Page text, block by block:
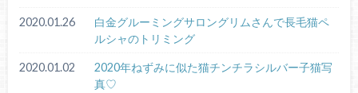
2020.01.26
白金グルーミングサロングリムさんで長毛猫ペ
ルシャのトリミング
2020.01.02
2020年ねずみに似た猫チンチラシルバー子猫写
真♡